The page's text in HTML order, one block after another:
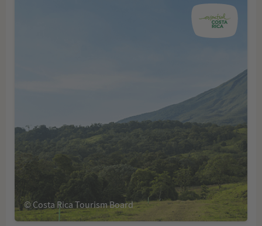
© Costa Rica Tourism Board